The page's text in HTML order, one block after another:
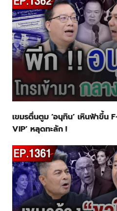
เขมรตื่นตูม ‘อนุทิน’ เหินฟ้าขึ้น
VIP’ หลุดทะลัก !